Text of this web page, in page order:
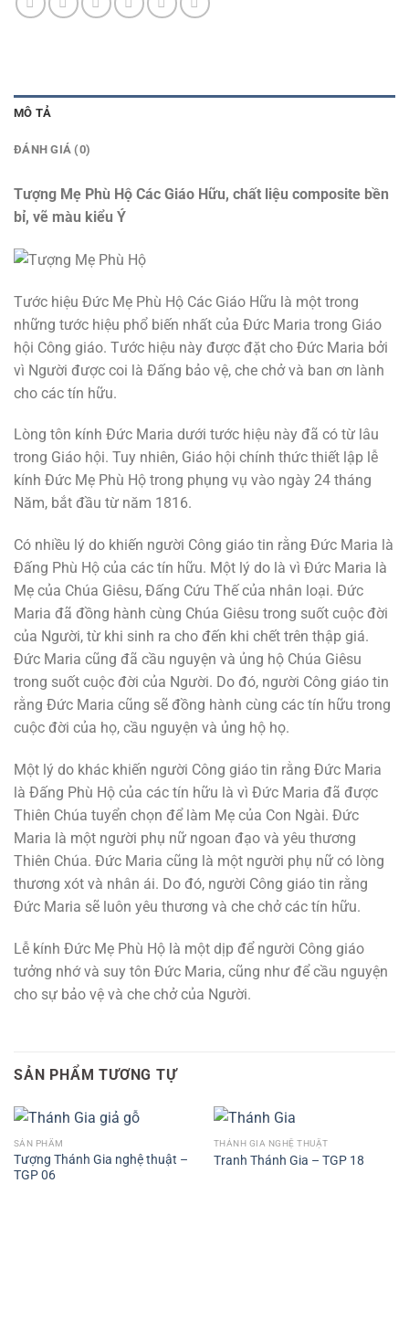
MÔ TẢ
ĐÁNH GIÁ (0)
Tượng Mẹ Phù Hộ Các Giáo Hữu, chất liệu composite bền
bỉ, vẽ màu kiểu Ý
Tước hiệu Đức Mẹ Phù Hộ Các Giáo Hữu là một trong
những tước hiệu phổ biến nhất của Đức Maria trong Giáo
hội Công giáo. Tước hiệu này được đặt cho Đức Maria bởi
vì Người được coi là Đấng bảo vệ, che chở và ban ơn lành
cho các tín hữu.
Lòng tôn kính Đức Maria dưới tước hiệu này đã có từ lâu
trong Giáo hội. Tuy nhiên, Giáo hội chính thức thiết lập lễ
kính Đức Mẹ Phù Hộ trong phụng vụ vào ngày 24 tháng
Năm, bắt đầu từ năm 1816.
Có nhiều lý do khiến người Công giáo tin rằng Đức Maria là
Đấng Phù Hộ của các tín hữu. Một lý do là vì Đức Maria là
Mẹ của Chúa Giêsu, Đấng Cứu Thế của nhân loại. Đức
Maria đã đồng hành cùng Chúa Giêsu trong suốt cuộc đời
của Người, từ khi sinh ra cho đến khi chết trên thập giá.
Đức Maria cũng đã cầu nguyện và ủng hộ Chúa Giêsu
trong suốt cuộc đời của Người. Do đó, người Công giáo tin
rằng Đức Maria cũng sẽ đồng hành cùng các tín hữu trong
cuộc đời của họ, cầu nguyện và ủng hộ họ.
Một lý do khác khiến người Công giáo tin rằng Đức Maria
là Đấng Phù Hộ của các tín hữu là vì Đức Maria đã được
Thiên Chúa tuyển chọn để làm Mẹ của Con Ngài. Đức
Maria là một người phụ nữ ngoan đạo và yêu thương
Thiên Chúa. Đức Maria cũng là một người phụ nữ có lòng
thương xót và nhân ái. Do đó, người Công giáo tin rằng
Đức Maria sẽ luôn yêu thương và che chở các tín hữu.
Lễ kính Đức Mẹ Phù Hộ là một dịp để người Công giáo
tưởng nhớ và suy tôn Đức Maria, cũng như để cầu nguyện
cho sự bảo vệ và che chở của Người.
SẢN PHẨM TƯƠNG TỰ
SẢN PHẨM
Tượng Thánh Gia nghệ thuật –
TGP 06
THÁNH GIA NGHỆ THUẬT
Tranh Thánh Gia – TGP 18